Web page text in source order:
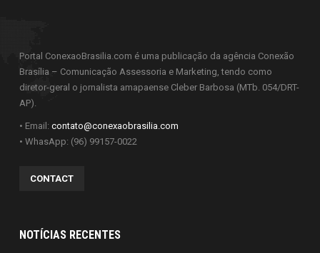
Portal ConexaoBrasilia.com é uma publicação da agência Conexão
Brasília – Comunicação Assessoria e Marketing, tendo como
diretor-geral o jornalista amapaense Cleber Barbosa (MTb. 054/DRT-
AP).
• Email: contato@conexaobrasilia.com
• WhasApp: (96) 99157-0022
CONTACT
NOTÍCIAS RECENTES